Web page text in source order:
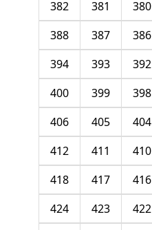
380
381
382
386
387
388
392
393
394
398
399
400
404
405
406
410
411
412
416
417
418
422
423
424